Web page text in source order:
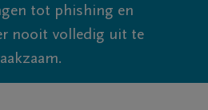
tot phishing en
nooit volledig uit te